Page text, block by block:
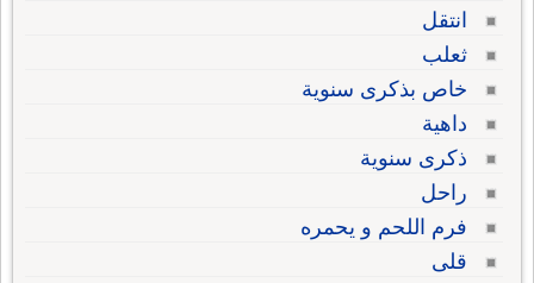
انتقل
ثعلب
خاص بذكرى سنوية
داهية
ذكرى سنوية
راحل
فرم اللحم و يحمره
قلى